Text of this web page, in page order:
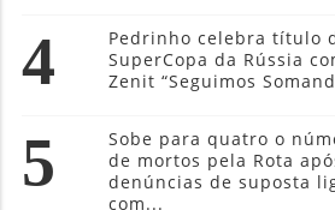
4
Pedrinho celebra título
SuperCopa da Rússia
Zenit “Seguimos
5
Sobe para quatro o
de mortos pela Rota
denúncias de suposta
com...